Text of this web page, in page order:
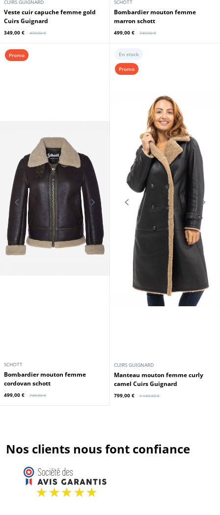
CUIRS GUIGNARD
Veste cuir capuche femme gold
Cuirs Guignard
349,00 € 499,00 €
SCHOTT
bombardier mouton femme
marron schott
499,00 € 749,00 €
SCHOTT
bombardier mouton femme
cordovan schott
499,00 € 749,00 €
Promo
CUIRS GUIGNARD
Manteau mouton femme curly
camel Cuirs Guignard
799,00 € 1 149,00 €
En stock
Promo
Nos clients nous font confiance